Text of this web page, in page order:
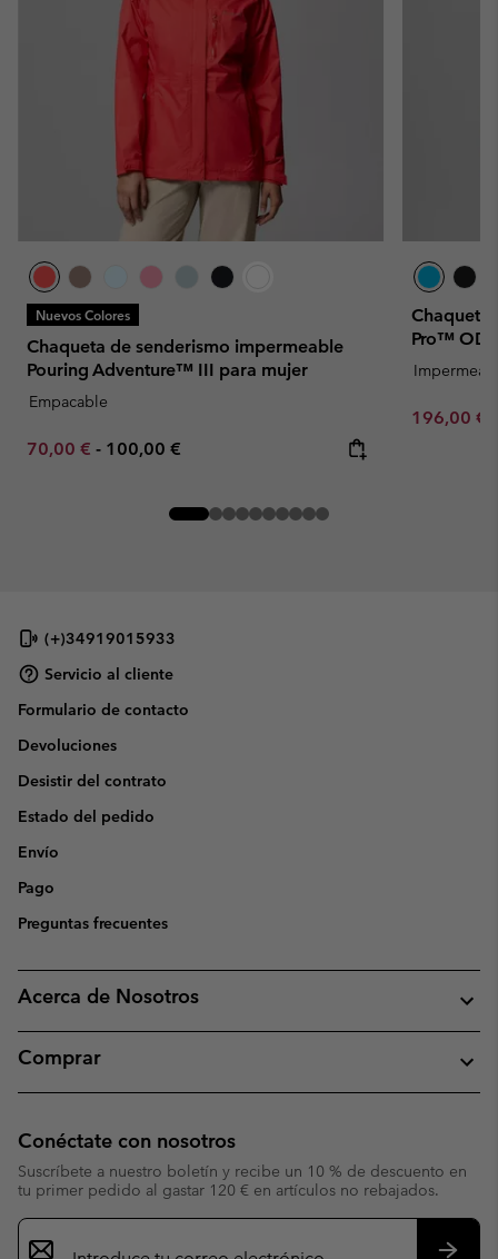
Nuevos Colores
Chaqueta de senderismo impermeable
Pouring Adventure™ III para mujer
Empacable
Minimum sale price:
70,00 € - Maximum price:
100,00 €
Chaqueta
Pro™
Sale price:
196,00 €
(+)34919015933
Servicio al cliente
Formulario de contacto
Devoluciones
Desistir del contrato
Estado del pedido
Envío
Pago
Preguntas frecuentes
Acerca de Nosotros
Comprar
Conéctate con nosotros
Suscríbete a nuestro boletín y recibe un 10 % de descuento en
tu primer pedido al gastar 120 € en artículos no rebajados.
Suscripción
de